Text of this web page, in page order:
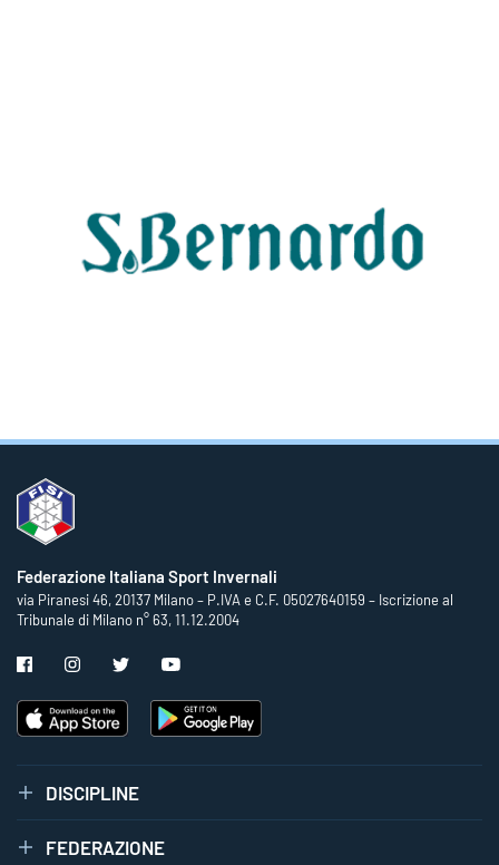
Federazione Italiana Sport Invernali
via Piranesi 46, 20137 Milano – P.IVA e C.F. 05027640159 – Iscrizione al
Tribunale di Milano n° 63, 11.12.2004
DISCIPLINE
FEDERAZIONE